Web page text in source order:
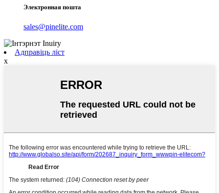
Электронная пошта
sales@pinelite.com
Адправіць ліст
x